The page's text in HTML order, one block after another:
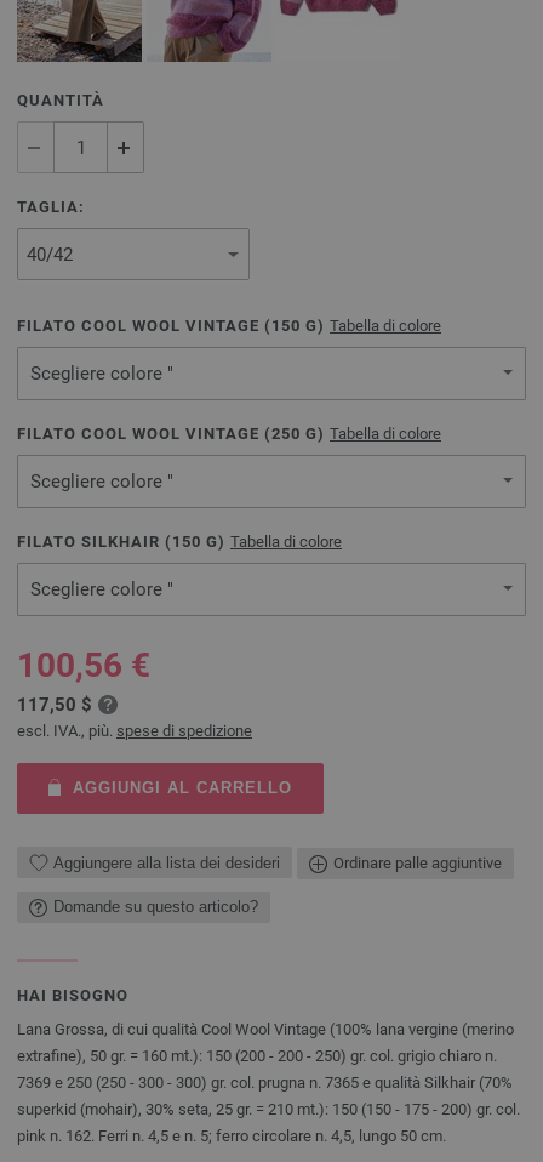
QUANTITÀ
TAGLIA:
FILATO COOL WOOL VINTAGE ( 150 G) Tabella di colore
Scegliere colore "
FILATO COOL WOOL VINTAGE (250 G) Tabella di colore
Scegliere colore "
FILATO SILKHAIR ( 150 G) Tabella di colore
Scegliere colore "
100,56 €
117,50 $
escl. IVA., più. spese di spedizione
AGGIUNGI AL CARRELLO
Aggiungere alla lista dei desideri Ordinare palle aggiuntive
Domande su questo articolo?
HAI BISOGNO
Lana Grossa, di cui qualità Cool Wool Vintage (100% lana vergine (merino
extrafine), 50 gr. = 160 mt.): 150 (200 - 200 - 250) gr. col. grigio chiaro n.
7369 e 250 (250 - 300 - 300) gr. col. prugna n. 7365 e qualità Silkhair (70%
superkid (mohair), 30% seta, 25 gr. = 210 mt.): 150 (150 - 175 - 200) gr. col.
pink n. 162. Ferri n. 4,5 e n. 5; ferro circolare n. 4,5, lungo 50 cm.